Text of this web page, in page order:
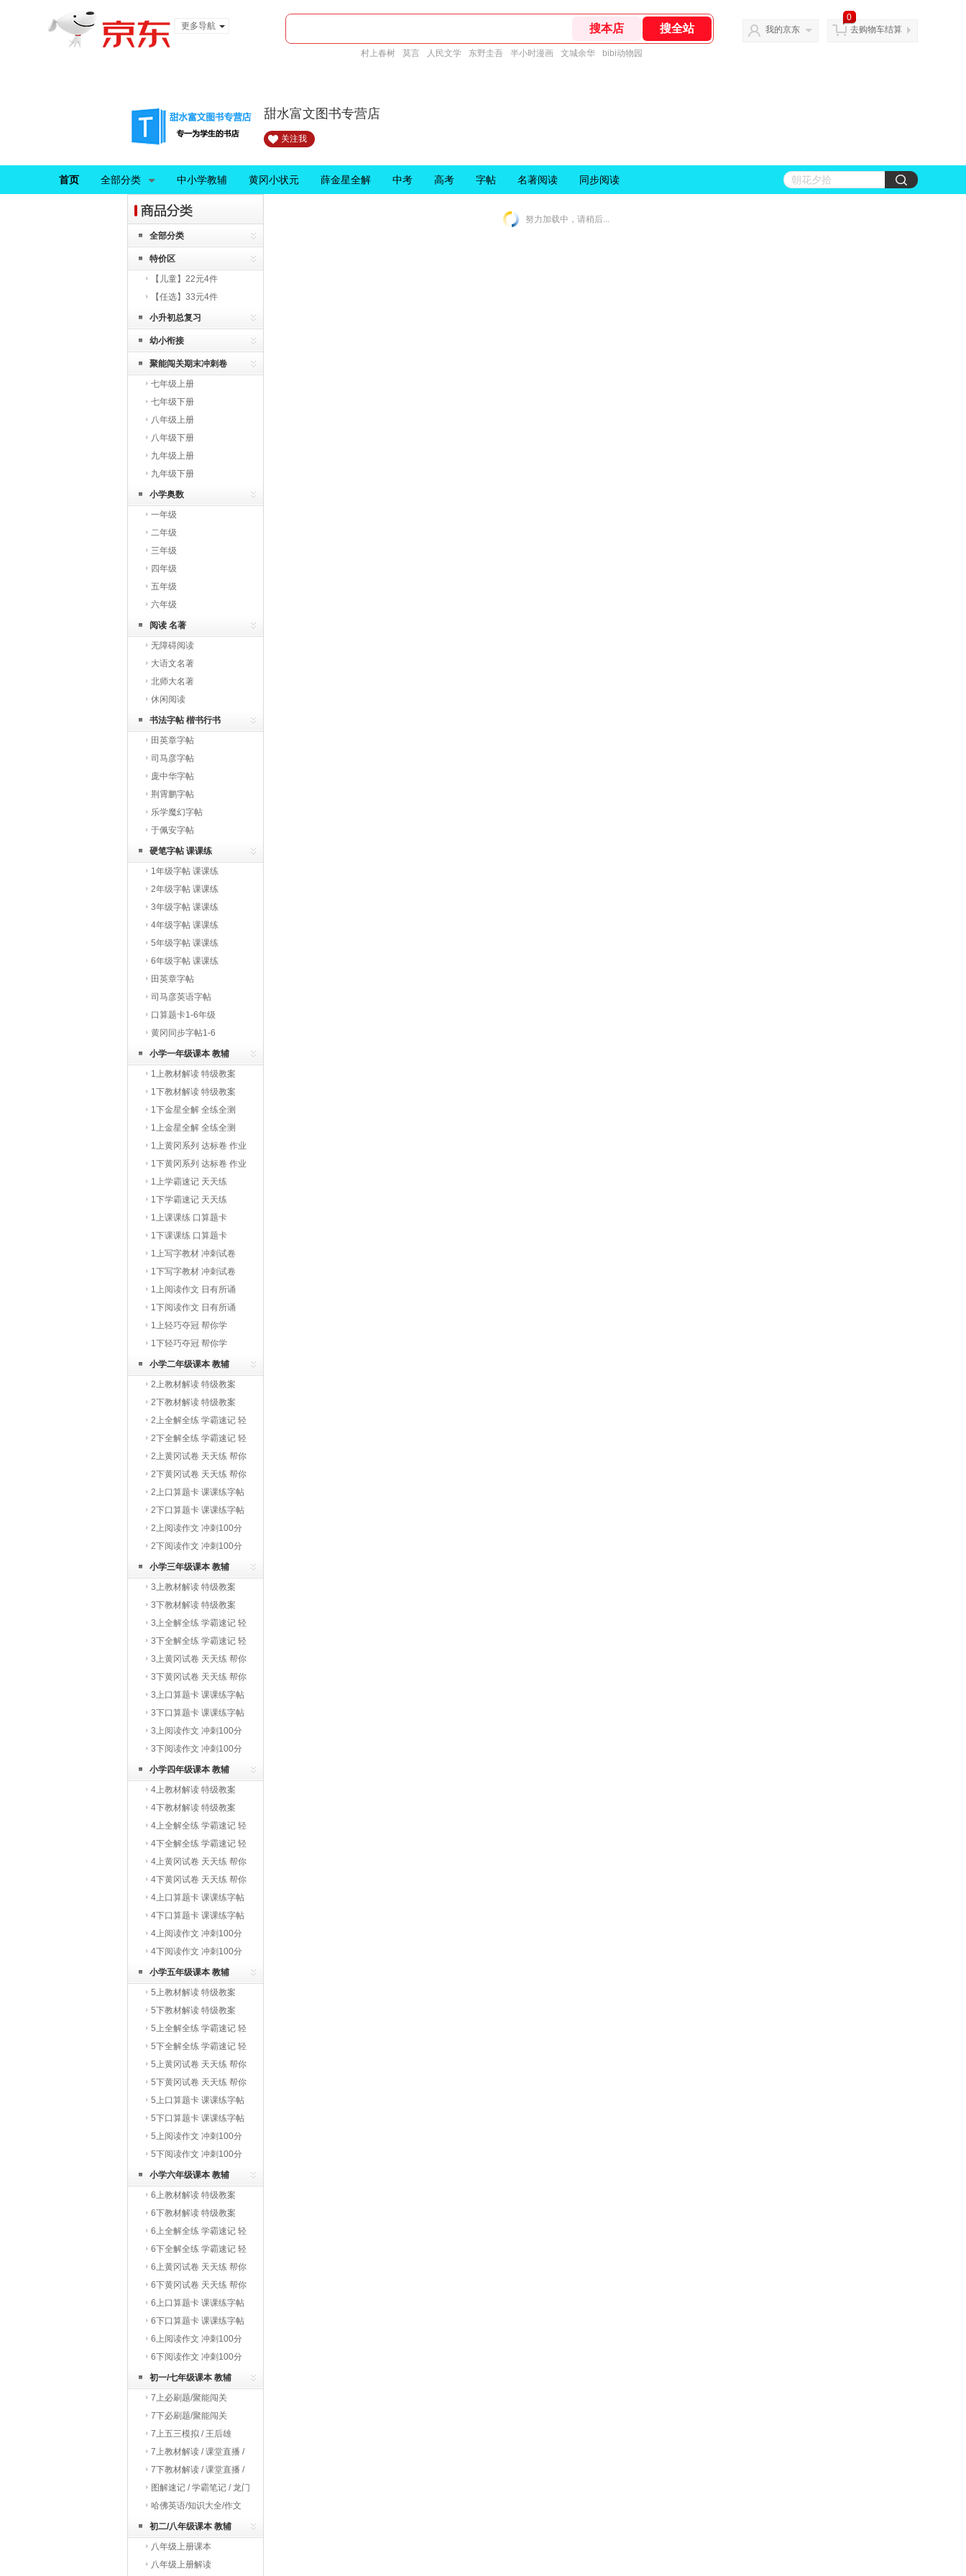
更多导航
村上春树 莫言 人民文学 东野圭吾 半小时漫画 文城余华 bibi动物园
我的京东
0
去购物车结算
甜水富文图书专营店
关注我
首页 全部分类 中小学教辅 黄冈小状元 薛金星全解 中考 高考 字帖 名著阅读 同步阅读
全部分类
特价区
【儿童】22元4件
【任选】33元4件
小升初总复习
幼小衔接
聚能闯关期末冲刺卷
七年级上册
七年级下册
八年级上册
八年级下册
九年级上册
九年级下册
小学奥数
一年级
二年级
三年级
四年级
五年级
六年级
阅读 名著
无障碍阅读
大语文名著
北师大名著
休闲阅读
书法字帖 楷书行书
田英章字帖
司马彦字帖
庞中华字帖
荆霄鹏字帖
乐学魔幻字帖
于佩安字帖
硬笔字帖 课课练
1年级字帖 课课练
2年级字帖 课课练
3年级字帖 课课练
4年级字帖 课课练
5年级字帖 课课练
6年级字帖 课课练
田英章字帖
司马彦英语字帖
口算题卡1-6年级
黄冈同步字帖1-6
小学一年级课本 教辅
1上教材解读 特级教案
1下教材解读 特级教案
1下金星全解 全练全测
1上金星全解 全练全测
1上黄冈系列 达标卷 作业
本1下黄冈系列 达标卷 作业
本1上学霸速记 天天练
1下学霸速记 天天练
1上课课练 口算题卡
1下课课练 口算题卡
1上写字教材 冲刺试卷
1下写字教材 冲刺试卷
1上阅读作文 日有所诵
1下阅读作文 日有所诵
1上轻巧夺冠 帮你学
1下轻巧夺冠 帮你学
小学二年级课本 教辅
2上教材解读 特级教案
2下教材解读 特级教案
2上全解全练 学霸速记 轻
巧夺冠
2下全解全练 学霸速记 轻
巧夺冠
2上黄冈试卷 天天练 帮你
学2下黄冈试卷 天天练 帮你
学2上口算题卡 课课练字帖
写字教材
2下口算题卡 课课练字帖
写字教材
2上阅读作文 冲刺100分
2下阅读作文 冲刺100分
小学三年级课本 教辅
3上教材解读 特级教案
3下教材解读 特级教案
3上全解全练 学霸速记 轻
巧夺冠
3下全解全练 学霸速记 轻
巧夺冠
3上黄冈试卷 天天练 帮你
学3下黄冈试卷 天天练 帮你
学3上口算题卡 课课练字帖
写字教材
3下口算题卡 课课练字帖
写字教材
3上阅读作文 冲刺100分
3下阅读作文 冲刺100分
小学四年级课本 教辅
4上教材解读 特级教案
4下教材解读 特级教案
4上全解全练 学霸速记 轻
巧夺冠
4下全解全练 学霸速记 轻
巧夺冠
4上黄冈试卷 天天练 帮你
学4下黄冈试卷 天天练 帮你
学4上口算题卡 课课练字帖
写字教材
4下口算题卡 课课练字帖
写字教材
4上阅读作文 冲刺100分
4下阅读作文 冲刺100分
小学五年级课本 教辅
5上教材解读 特级教案
5下教材解读 特级教案
5上全解全练 学霸速记 轻
巧夺冠
5下全解全练 学霸速记 轻
巧夺冠
5上黄冈试卷 天天练 帮你
学5下黄冈试卷 天天练 帮你
学5上口算题卡 课课练字帖
写字教材
5下口算题卡 课课练字帖
写字教材
5上阅读作文 冲刺100分
5下阅读作文 冲刺100分
小学六年级课本 教辅
6上教材解读 特级教案
6下教材解读 特级教案
6上全解全练 学霸速记 轻
巧夺冠
6下全解全练 学霸速记 轻
巧夺冠
6上黄冈试卷 天天练 帮你
学6下黄冈试卷 天天练 帮你
学6上口算题卡 课课练字帖
写字教材
6下口算题卡 课课练字帖
写字教材
6上阅读作文 冲刺100分
6下阅读作文 冲刺100分
初一/七年级课本 教辅
7上必刷题/聚能闯关
7下必刷题/聚能闯关
7上五三模拟 / 王后雄
7上教材解读 / 课堂直播 /
启东作业
7下教材解读 / 课堂直播 /
启东作业
图解速记 / 学霸笔记 / 龙门
专题
哈佛英语/知识大全/作文
初二/八年级课本 教辅
八年级上册课本
八年级上册解读
努力加载中，请稍后...